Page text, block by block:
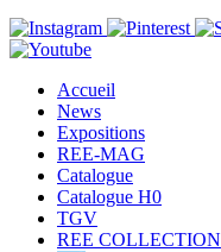
Accueil
News
Expositions
REE-MAG
Catalogue
Catalogue H0
TGV
REE COLLECTION